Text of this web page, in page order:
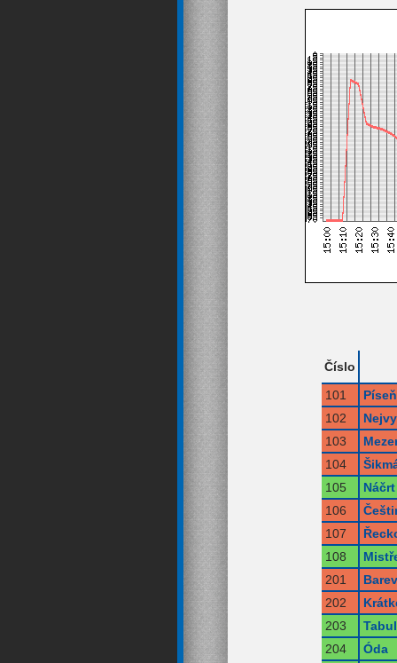
Číslo
101
102
103
104
105
106
107
108
201
202
203
204
Óda